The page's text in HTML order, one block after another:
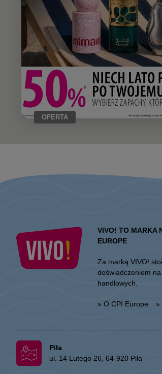
OFERTA
VIVO! TO MARKA
EUROPE
Za marką VIVO!
doświadczeniem
handlowych.
» O CPI Europe »
Piła
ul. 14 Lutego 26, 64-920 Piła